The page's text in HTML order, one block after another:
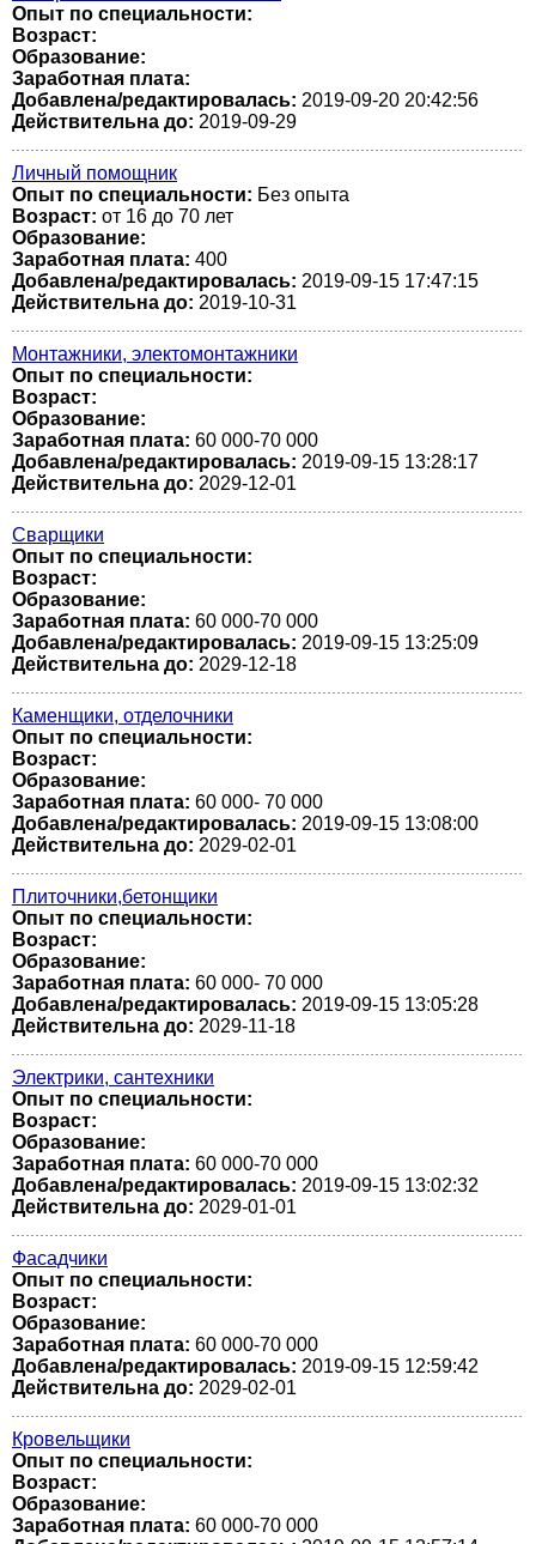
Опыт по специальности:
Возраст:
Образование:
Заработная плата:
Добавлена/редактировалась: 2019-09-20 20:42:56
Действительна до: 2019-09-29
Личный помощник
Опыт по специальности: Без опыта
Возраст: от 16 до 70 лет
Образование:
Заработная плата: 400
Добавлена/редактировалась: 2019-09-15 17:47:15
Действительна до: 2019-10-31
Монтажники, электомонтажники
Опыт по специальности:
Возраст:
Образование:
Заработная плата: 60 000-70 000
Добавлена/редактировалась: 2019-09-15 13:28:17
Действительна до: 2029-12-01
Сварщики
Опыт по специальности:
Возраст:
Образование:
Заработная плата: 60 000-70 000
Добавлена/редактировалась: 2019-09-15 13:25:09
Действительна до: 2029-12-18
Каменщики, отделочники
Опыт по специальности:
Возраст:
Образование:
Заработная плата: 60 000- 70 000
Добавлена/редактировалась: 2019-09-15 13:08:00
Действительна до: 2029-02-01
Плиточники,бетонщики
Опыт по специальности:
Возраст:
Образование:
Заработная плата: 60 000- 70 000
Добавлена/редактировалась: 2019-09-15 13:05:28
Действительна до: 2029-11-18
Электрики, сантехники
Опыт по специальности:
Возраст:
Образование:
Заработная плата: 60 000-70 000
Добавлена/редактировалась: 2019-09-15 13:02:32
Действительна до: 2029-01-01
Фасадчики
Опыт по специальности:
Возраст:
Образование:
Заработная плата: 60 000-70 000
Добавлена/редактировалась: 2019-09-15 12:59:42
Действительна до: 2029-02-01
Кровельщики
Опыт по специальности:
Возраст:
Образование:
Заработная плата: 60 000-70 000